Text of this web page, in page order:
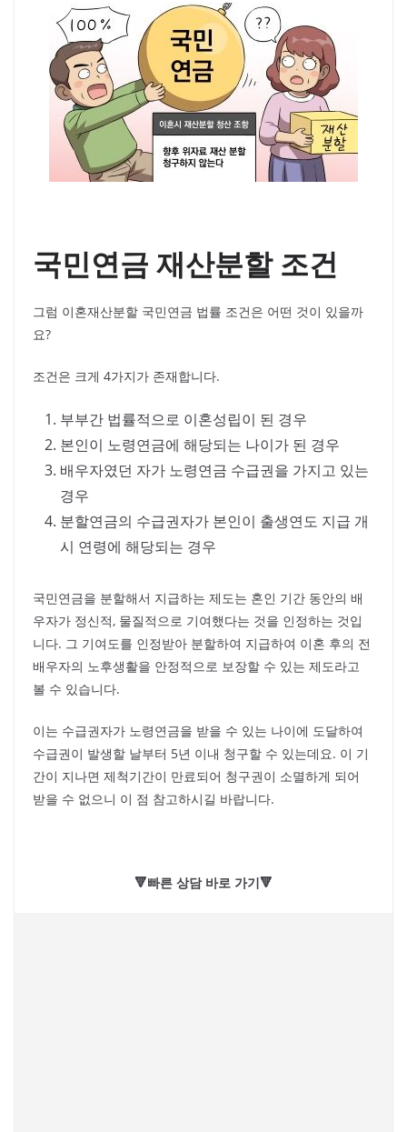
국민연금 재산분할 조건
그럼 이혼재산분할 국민연금 법률 조건은 어떤 것이 있을까
요?
조건은 크게 4가지가 존재합니다.
부부간 법률적으로 이혼성립이 된 경우
본인이 노령연금에 해당되는 나이가 된 경우
배우자였던 자가 노령연금 수급권을 가지고 있는
경우
분할연금의 수급권자가 본인이 출생연도 지급 개
시 연령에 해당되는 경우
국민연금을 분할해서 지급하는 제도는 혼인 기간 동안의 배
우자가 정신적, 물질적으로 기여했다는 것을 인정하는 것입
니다. 그 기여도를 인정받아 분할하여 지급하여 이혼 후의 전
배우자의 노후생활을 안정적으로 보장할 수 있는 제도라고
볼 수 있습니다.
이는 수급권자가 노령연금을 받을 수 있는 나이에 도달하여
수급권이 발생할 날부터 5년 이내 청구할 수 있는데요. 이 기
간이 지나면 제척기간이 만료되어 청구권이 소멸하게 되어
받을 수 없으니 이 점 참고하시길 바랍니다.
🔻빠른 상담 바로 가기🔻